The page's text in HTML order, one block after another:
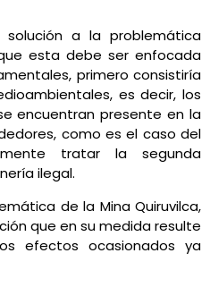
a la problemática
esta debe ser enfocada
primero consistiría
es decir, los
encuentran presente en la
como es el caso del
tratar la segunda
ilegal.
de la Mina Quiruvilca,
que en su medida resulte
efectos ocasionados ya